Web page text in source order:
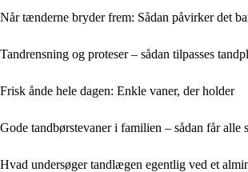
Når tænderne bryder frem: Sådan påvirker det
Tandrensning og proteser – sådan tilpasses
Frisk ånde hele dagen: Enkle vaner, der holder
Gode tandbørstevaner i familien – sådan får alle
Hvad undersøger tandlægen egentlig ved et